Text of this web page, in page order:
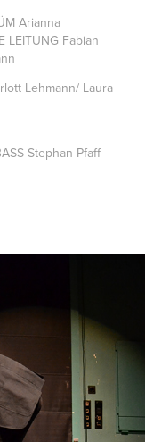
Arianna
LEITUNG Fabian
Lehmann/ Laura
Stephan Pfaff